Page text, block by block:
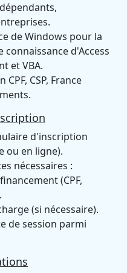
de Windows pour la
d'Access
et VBA.
CPF, CSP, France
d'inscription
ou en ligne).
nécessaires :
(CPF,
(si nécessaire).
de session parmi